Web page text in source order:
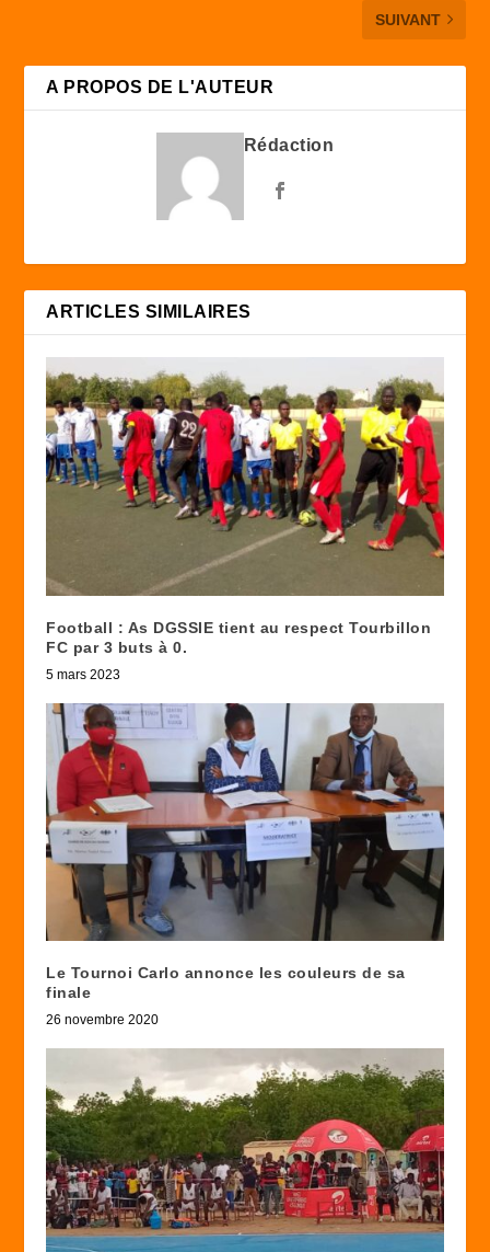
SUIVANT
A PROPOS DE L'AUTEUR
Rédaction
ARTICLES SIMILAIRES
Football : As DGSSIE tient au respect Tourbillon
FC par 3 buts à 0.
5 mars 2023
Le Tournoi Carlo annonce les couleurs de sa
finale
26 novembre 2020